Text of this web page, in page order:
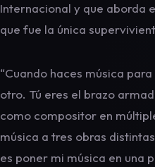
Internacional y que aborda
que fue la única
“Cuando haces música
otro. Tú eres el brazo
como compositor en
música a tres obras
es poner mi música en una